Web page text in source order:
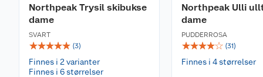
Northpeak Trysil skibukse
dame
SVART
☆☆☆☆☆ (3)
Finnes i 2 varianter
Finnes i 6 størrelser
Northpeak Ulli
dame
PUDDERROSA
☆☆☆☆☆ (31)
Finnes i 4 størrelser